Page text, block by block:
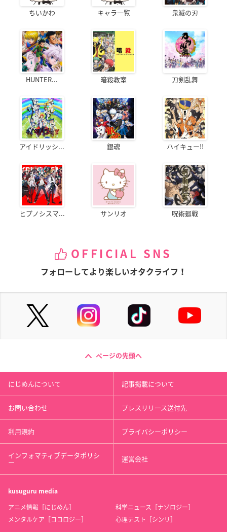
ちいかわ キャラ一覧 鬼滅の刃
HUNTER... 暗殺教室 刀剣乱舞
アイドリッシ... 銀魂 ハイキュー!!
ヒプノシスマ... サンリオ 呪術廻戦
OFFICIAL SNS
フォローしてより楽しいオタクライフ！
ページの先頭へ
にじめんについて 記事掲載について
お問い合わせ プレスリリース送付先
利用規約 プライバシーポリシー
インフォマティブデータポリシ
ー 運営会社
kusuguru media
アニメ情報［にじめん］
科学ニュース［ナゾロジー］
メンタルケア［ココロジー］
心理テスト［シンリ］